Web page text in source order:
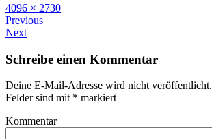
Full
size
4096 × 2730
Previous
Next
Schreibe einen Kommentar
Deine E-Mail-Adresse wird nicht veröffentlicht.
Felder sind mit * markiert
Kommentar